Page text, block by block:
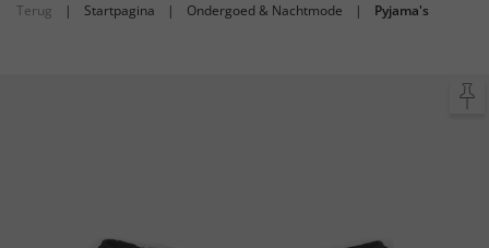
Terug | Startpagina | Ondergoed & Nachtmode | Pyjama's